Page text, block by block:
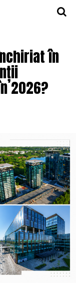
în
2026?